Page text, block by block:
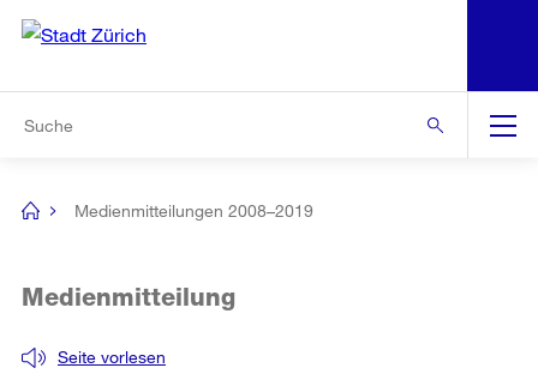
Navigation
[no
Medienmitteilungen 2008–2019
Seite vorlesen
Medienmitteilung